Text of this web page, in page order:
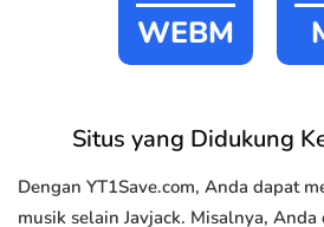
WEBM
Situs yang Didukung
Dengan YT1Save.com, Anda dapat
musik selain Javjack. Misalnya,